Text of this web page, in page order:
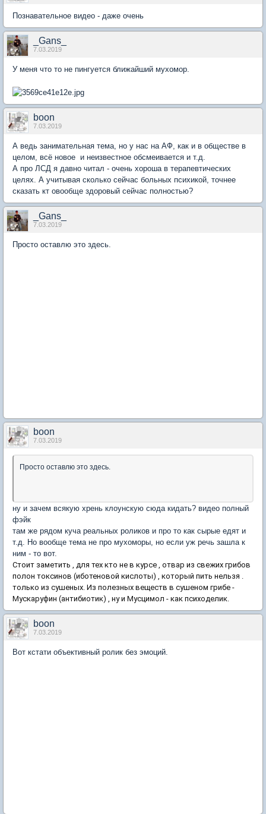
Познавательное видео - даже очень
_Gans_
7.03.2019
У меня что то не пингуется ближайший мухомор.
boon
7.03.2019
А ведь занимательная тема, но у нас на АФ, как и в обществе в
целом, всё новое и неизвестное обсмеивается и т.д.
А про ЛСД я давно читал - очень хороша в терапевтических
целях. А учитывая сколько сейчас больных психикой, точнее
сказать кт овообще здоровый сейчас полностью?
_Gans_
7.03.2019
Просто оставлю это здесь.
boon
7.03.2019
Просто оставлю это здесь.
ну и зачем всякую хрень клоунскую сюда кидать? видео полный
фэйк
там же рядом куча реальных роликов и про то как сырые едят и
т.д. Но вообще тема не про мухоморы, но если уж речь зашла к
ним - то вот.
Стоит заметить , для тех кто не в курсе , отвар из свежих грибов
полон токсинов (иботеновой кислоты) , который пить нельзя .
только из сушеных. Из полезных веществ в сушеном грибе -
Мускаруфин (антибиотик) , ну и Мусцимол - как психоделик.
boon
7.03.2019
Вот кстати объективный ролик без эмоций.